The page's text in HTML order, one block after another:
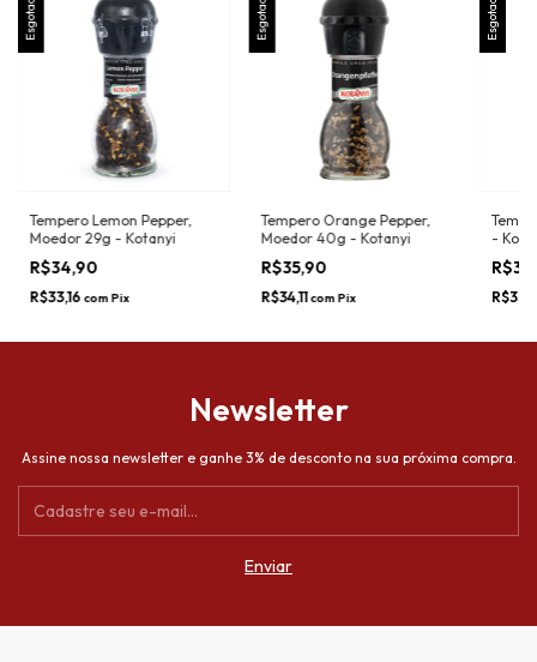
Esgotado
Tempero Lemon Pepper,
Moedor 29g - Kotanyi
R$34,90
R$33,16 com Pix
Esgotado
Tempero Orange Pepper,
Moedor 40g - Kotanyi
R$35,90
R$34,11com Pix
Esgotado
-
Newsletter
Assine nossa newsletter e ganhe 3% de desconto na sua próxima compra.